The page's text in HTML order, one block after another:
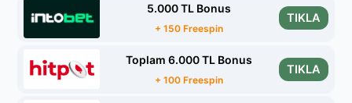
5.000 TL Bonus
+ 150 Freespin
TIKLA
Toplam 6.000 TL Bonus
+ 100 Freespin
TIKLA